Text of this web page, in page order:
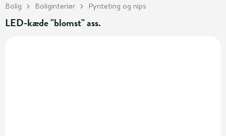
Bolig Boliginteriør Pynteting og nips
LED-kæde "blomst" ass.